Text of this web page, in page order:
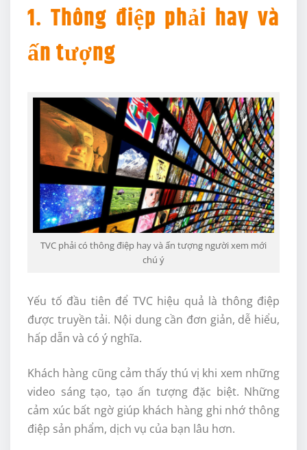
1. Thông điệp phải hay và
ấn tượng
TVC phải có thông điệp hay và ấn tượng người xem mới
chú ý
Yếu tố đầu tiên để TVC hiệu quả là thông điệp
được truyền tải. Nội dung cần đơn giản, dễ hiểu,
hấp dẫn và có ý nghĩa.
Khách hàng cũng cảm thấy thú vị khi xem những
video sáng tạo, tạo ấn tượng đặc biệt. Những
cảm xúc bất ngờ giúp khách hàng ghi nhớ thông
điệp sản phẩm, dịch vụ của bạn lâu hơn.